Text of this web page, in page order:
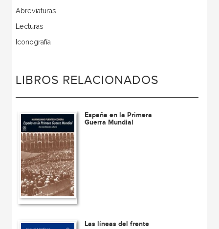
Abreviaturas
Lecturas
Iconografía
LIBROS RELACIONADOS
España en la Primera
Guerra Mundial
Las líneas del frente